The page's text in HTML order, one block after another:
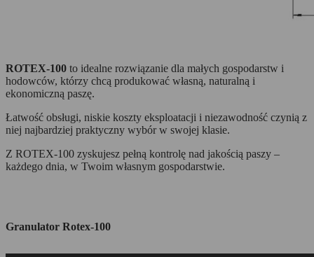
ROTEX-100 to idealne rozwiązanie dla małych gospodarstw i
hodowców, którzy chcą produkować własną, naturalną i
ekonomiczną paszę.
Łatwość obsługi, niskie koszty eksploatacji i niezawodność czynią z
niej najbardziej praktyczny wybór w swojej klasie.
Z ROTEX-100 zyskujesz pełną kontrolę nad jakością paszy –
każdego dnia, w Twoim własnym gospodarstwie.
Granulator Rotex-100